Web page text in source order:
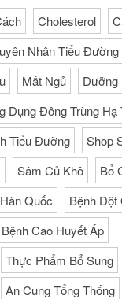
Cholesterol
Nhân Tiểu Đường
Mất Ngủ
Dưỡng
Dụng Đông Trùng Hạ
Tiểu Đường
Shop
Sâm Củ Khô
Bổ
Quốc
Bệnh Đột
Bệnh Cao Huyết Áp
Thực Phẩm Bổ Sung
An Cung Tổng Thống